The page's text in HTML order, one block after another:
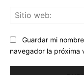
Guardar mi
navegador la próxima